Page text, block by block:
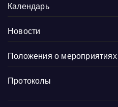
Календарь
Новости
Положения о мероприятиях
Протоколы